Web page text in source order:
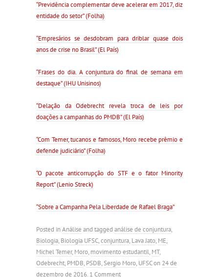
“Previdência complementar deve acelerar em 2017, diz
entidade do setor” (Folha)
“Empresários se desdobram para driblar quase dois
anos de crise no Brasil” (El País)
“Frases do dia. A conjuntura do final de semana em
destaque” (IHU Unisinos)
“Delação da Odebrecht revela troca de leis por
doações a campanhas do PMDB” (El País)
“Com Temer, tucanos e famosos, Moro recebe prêmio e
defende judiciário” (Folha)
“O pacote anticorrupção do STF e o fator Minority
Report” (Lenio Streck)
“Sobre a Campanha Pela Liberdade de Rafael Braga”
Posted inAnálise and tagged análise de conjuntura,
Biologia, Biologia UFSC,conjuntura, Lava Jato, ME,
Michel Temer, Moro, movimento estudantil, MT,
Odebrecht, PMDB, PSDB,Sergio Moro, UFSCon 24 de
dezembro de 2016. 1 Comment